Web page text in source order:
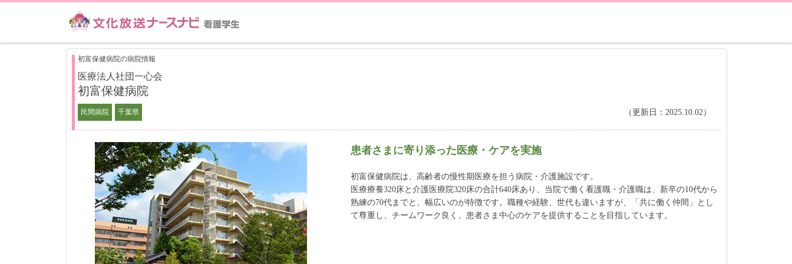
初富保健病院の病院情報
医療法人社団一心会
初富保健病院
民間病院 千葉県 （更新日：2025.10.02）
患者さまに寄り添った医療・ケアを実施
初富保健病院は、高齢者の慢性期医療を担う病院・介護施設です。
医療療養320床と介護医療院320床の合計640床あり、当院で働く看護職・介護職は、新卒の10代から
熟練の70代までと、幅広いのが特徴です。職種や経験、世代も違いますが、「共に働く仲間」とし
て尊重し、チームワーク良く、患者さま中心のケアを提供することを目指しています。